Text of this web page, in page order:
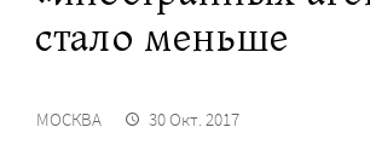
стало меньше
МОСКВА 30 Окт. 2017